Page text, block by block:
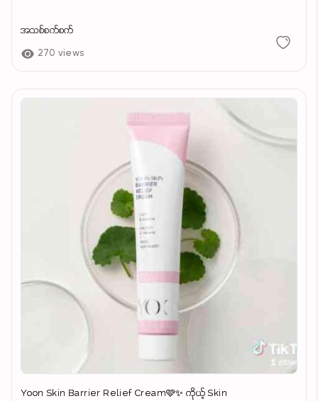
အသစ်စက်စက်
270 views
Yoon Skin Barrier Relief Cream🩷✨ ကိုယ့် Skin